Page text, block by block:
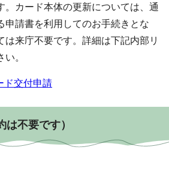
。カード本体の更新については、通
申請書を利用してのお手続きとな
は来庁不要です。詳細は下記内部リ
。
ド交付申請
不要です）